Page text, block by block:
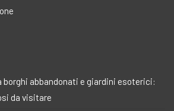
borghi abbandonati e giardini esoterici:
da visitare